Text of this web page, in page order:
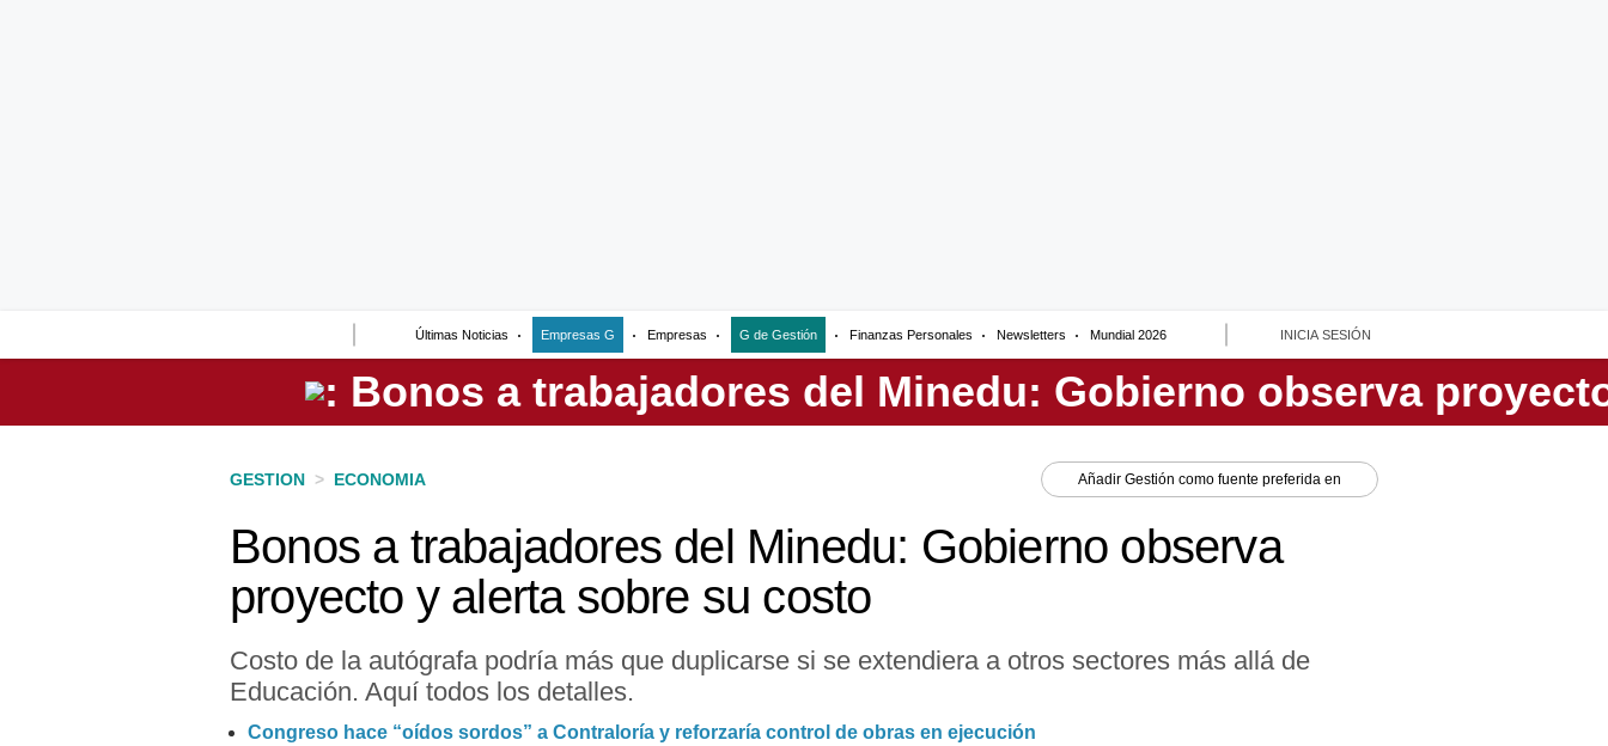
Últimas Noticias Empresas G Empresas G de Gestión Finanzas Personales Newsletters Mundial 2026 INICIA SESIÓN
Perú
GESTION > ECONOMIA Añadir Gestión como fuente preferida en
Bonos a trabajadores del Minedu: Gobierno observa
proyecto y alerta sobre su costo
Costo de la autógrafa podría más que duplicarse si se extendiera a otros sectores más allá de
Educación. Aquí todos los detalles.
Congreso hace “oídos sordos” a Contraloría y reforzaría control de obras en ejecución